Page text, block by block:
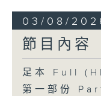
03/08/
節目內容
足本 Full
第一部份